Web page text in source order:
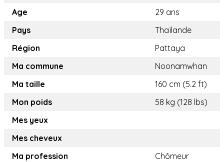
Age
29 ans
Pays
Thaïlande
Région
Pattaya
Ma commune
Noonamwhan
Ma taille
160 cm (5.2 ft)
Mon poids
58 kg (128 lbs)
Mes yeux
Mes cheveux
Ma profession
Chômeur